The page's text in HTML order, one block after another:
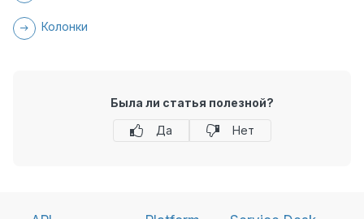
Колонки
Была ли статья полезной?
Да
Нет